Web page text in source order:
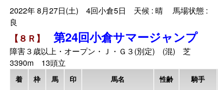
2022年 8月27日(土) 4回小倉5日 天候 : 晴 馬場状態 :
良
【８Ｒ】 第24回小倉サマージャンプ
障害３歳以上・オープン・Ｊ・Ｇ３(別定) (混) 芝
3390m 13頭立
着 枠 馬 印 馬名 性齢 騎手